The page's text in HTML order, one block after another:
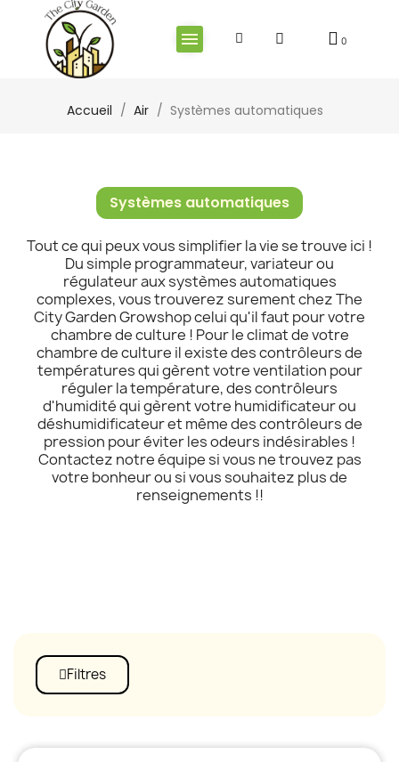
Accueil Air Systèmes automatiques
Systèmes automatiques
Tout ce qui peux vous simplifier la vie se trouve ici !
Du simple programmateur, variateur ou
régulateur aux systèmes automatiques
complexes, vous trouverez surement chez The
City Garden Growshop celui qu'il faut pour votre
chambre de culture ! Pour le climat de votre
chambre de culture il existe des contrôleurs de
températures qui gèrent votre ventilation pour
réguler la température, des contrôleurs
d'humidité qui gèrent votre humidificateur ou
déshumidificateur et même des contrôleurs de
pression pour éviter les odeurs indésirables !
Contactez notre équipe si vous ne trouvez pas
votre bonheur ou si vous souhaitez plus de
renseignements !!
Filtres